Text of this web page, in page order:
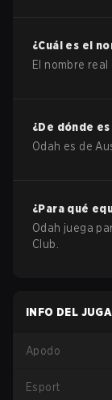
¿Cuál es el
El nombre real
¿De dónde es
Odah es de
¿Para qué
Odah juega
Club
INFO DEL
Apodo
Esport